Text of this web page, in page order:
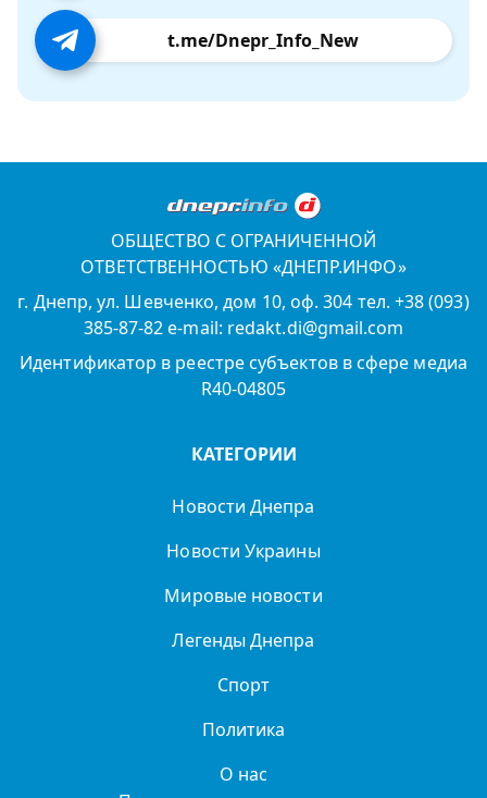
t.me/Dnepr_Info_New
ОБЩЕСТВО С ОГРАНИЧЕННОЙ
ОТВЕТСТВЕННОСТЬЮ «ДНЕПР.ИНФО»
г. Днепр, ул. Шевченко, дом 10, оф. 304 тел. +38 (093)
385-87-82 e-mail: redakt.di@gmail.com
Идентификатор в реестре субъектов в сфере медиа
R40-04805
КАТЕГОРИИ
Новости Днепра
Новости Украины
Мировые новости
Легенды Днепра
Спорт
Политика
О нас